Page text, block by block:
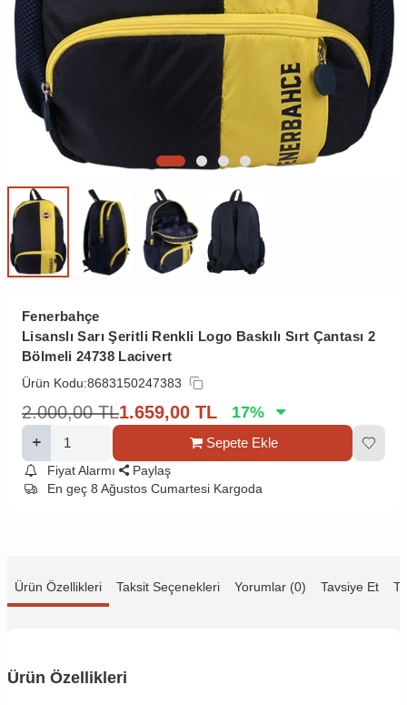
Fenerbahçe
Lisanslı Sarı Şeritli Renkli Logo Baskılı Sırt Çantası 2
Bölmeli 24738 Lacivert
Ürün Kodu:8683150247383
2.000,00 TL1.659,00 TL 17%
Sepete Ekle
Fiyat Alarmı
Paylaş
En geç 8 Ağustos Cumartesi Kargoda
Ürün Özellikleri Taksit Seçenekleri Yorumlar (0) Tavsiye Et
Ürün Özellikleri